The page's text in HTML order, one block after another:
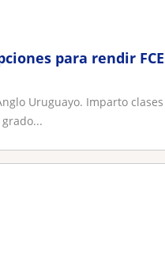
para rendir
Uruguayo. Imparto